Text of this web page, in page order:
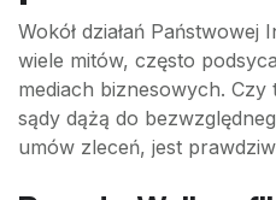
Wokół działań Państwowej
wiele mitów, często
mediach biznesowych.
sądy dążą do
umów zleceń, jest